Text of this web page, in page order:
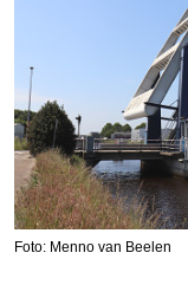
Foto: Menno van Beelen